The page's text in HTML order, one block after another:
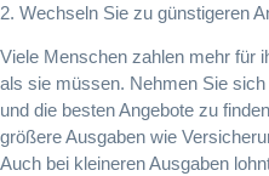
2. Wechseln Sie zu günstigeren
Viele Menschen zahlen mehr für
als sie müssen. Nehmen Sie
und die besten Angebote zu
größere Ausgaben wie
Auch bei kleineren Ausgaben